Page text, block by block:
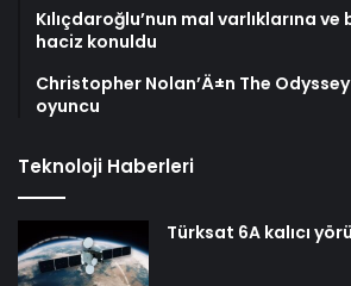
Kılıçdaroğlu’nun mal varlıklarına
haciz konuldu
Christopher Nolan’Ä±n The
oyuncu
Teknoloji Haberleri
Türksat 6A kalıcı